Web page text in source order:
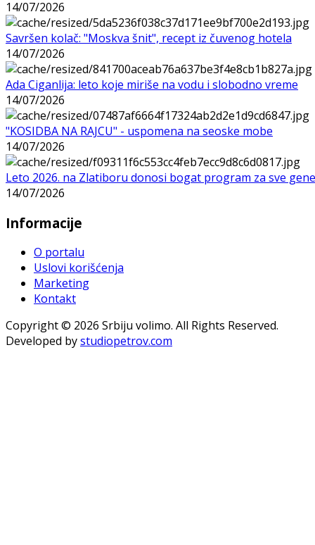
14/07/2026
Savršen kolač: "Moskva šnit", recept iz čuvenog hotela
14/07/2026
Ada Ciganlija: leto koje miriše na vodu i slobodno vreme
14/07/2026
"KOSIDBA NA RAJCU" - uspomena na seoske mobe
14/07/2026
Leto 2026. na Zlatiboru donosi bogat program za sve
14/07/2026
Informacije
O portalu
Uslovi korišćenja
Marketing
Kontakt
Copyright © 2026 Srbiju volimo. All Rights Reserved.
Developed bystudiopetrov.com